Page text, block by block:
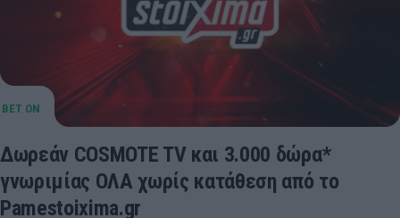
Δωρεάν COSMOTE TV και 3.000 δώρα*
γνωριμίας ΟΛΑ χωρίς κατάθεση από το
Pamestoixima.gr